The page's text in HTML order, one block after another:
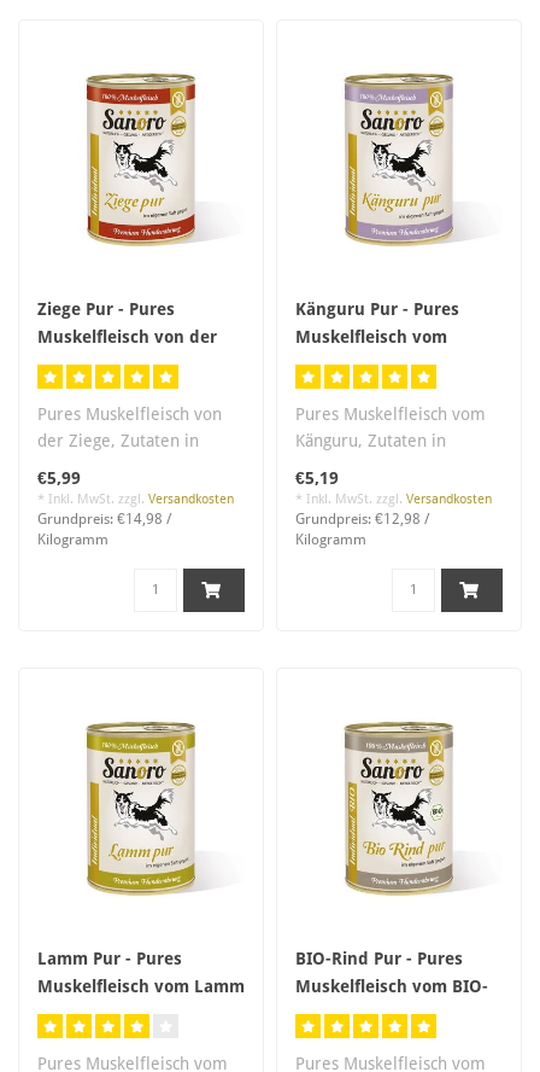
Ziege Pur - Pures
Muskelfleisch von der
Ziege
Pures Muskelfleisch von
der Ziege, Zutaten in
Lebensmittelqualität,
salzfrei..
€5,99
* Inkl. MwSt. zzgl. Versandkosten
Grundpreis: €14,98 /
Kilogramm
Känguru Pur - Pures
Muskelfleisch vom
Känguru
Pures Muskelfleisch vom
Känguru, Zutaten in
Lebensmittelqualität,
salzfrei. Er..
€5,19
* Inkl. MwSt. zzgl. Versandkosten
Grundpreis: €12,98 /
Kilogramm
Lamm Pur - Pures
Muskelfleisch vom Lamm
& Schaf
Pures Muskelfleisch vom
BIO-Rind Pur - Pures
Muskelfleisch vom BIO-
Rind
Pures Muskelfleisch vom